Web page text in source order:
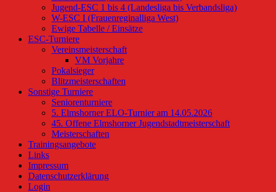
Jugend-ESC 1 bis 4 (Landesliga bis Verbandsliga)
W-ESC I (Frauenreginalliga West)
Ewige Tabelle / Einsätze
ESC-Turniere
Vereinsmeisterschaft
VM Vorjahre
Pokalsieger
Blitzmeisterschaften
Sonstige Turniere
Seniorenturniere
5. Elmshorner ELO-Turnier am 14.05.2026
45. Offene Elmshorner Jugendstadtmeisterschaft
Meisterschaften
Trainingsangebote
Links
Impressum
Datenschutzerklärung
Login